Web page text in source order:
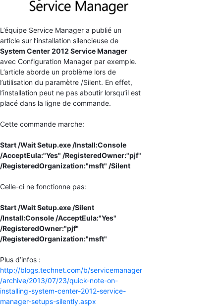
L’équipe Service Manager a publié un
article sur l’installation silencieuse de
System Center 2012 Service Manager
avec Configuration Manager par exemple.
L’article aborde un problème lors de
l’utilisation du paramètre /Silent. En effet,
l’installation peut ne pas aboutir lorsqu’il est
placé dans la ligne de commande.
Cette commande marche:
Start /Wait Setup.exe /Install:Console
/AcceptEula:"Yes" /RegisteredOwner:"pjf"
/RegisteredOrganization:"msft" /Silent
Celle-ci ne fonctionne pas:
Start /Wait Setup.exe /Silent
/Install:Console /AcceptEula:"Yes"
/RegisteredOwner:"pjf"
/RegisteredOrganization:"msft"
Plus d’infos :
http://blogs.technet.com/b/servicemanager
/archive/2013/07/23/quick-note-on-
installing-system-center-2012-service-
manager-setups-silently.aspx